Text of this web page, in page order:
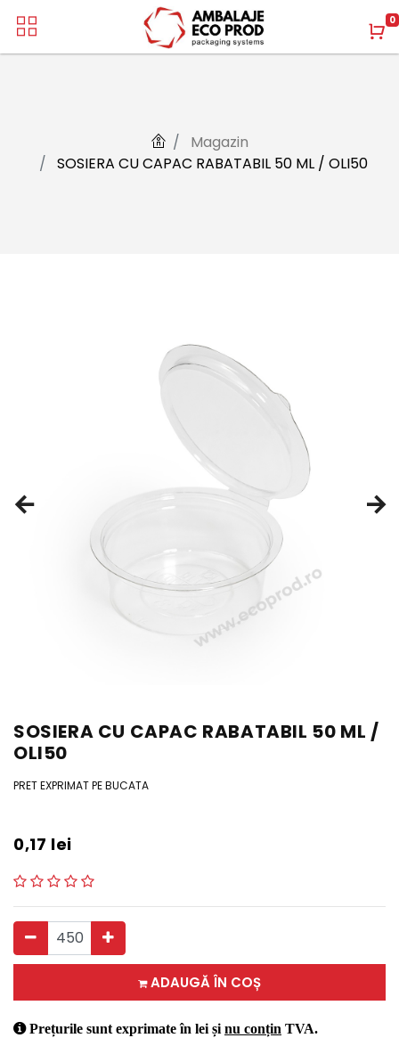
0
Magazin
SOSIERA CU CAPAC RABATABIL 50 ML / OLI50
SOSIERA CU CAPAC RABATABIL 50 ML /
OLI50
PRET EXPRIMAT PE BUCATA
0,17 lei
ADAUGĂ ÎN COȘ
Prețurile sunt exprimate în lei și nu conțin TVA.